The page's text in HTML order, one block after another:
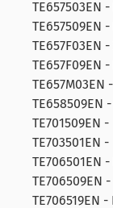
TE657503EN
TE657509EN
TE657F03EN
TE657F09EN
TE657M03EN
TE658509EN
TE701509EN -
TE703501EN
TE706501EN
TE706509EN
TE706519EN